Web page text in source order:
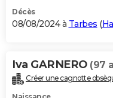
Décès
08/08/2024 à Tarbes (
Iva GARNERO (97
Créer une cagnotte